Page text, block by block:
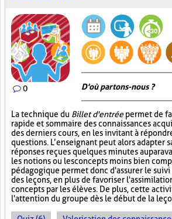
0 D'où partons-nous ?
La technique du Billet d'entréepermet de
rapide et sommaire des connaissances
des derniers cours, en les invitant à
questions. L’enseignant peut alors adapter
réponses reçues quelques minutes
les notions ou les concepts moins bien
pédagogique permet donc d'assurer le
des leçons, en plus de favoriser
concepts par les élèves. De plus, cette
l'attention du groupe dès le début de la